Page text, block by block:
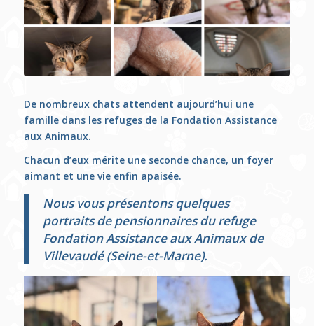
De nombreux chats attendent aujourd’hui une
famille dans les refuges de la Fondation Assistance
aux Animaux.
Chacun d’eux mérite une seconde chance, un foyer
aimant et une vie enfin apaisée.
Nous vous présentons quelques
portraits de pensionnaires du refuge
Fondation Assistance aux Animaux de
Villevaudé (Seine-et-Marne).